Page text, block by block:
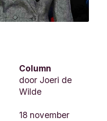
Column
door Joeri de
Wilde
18 november